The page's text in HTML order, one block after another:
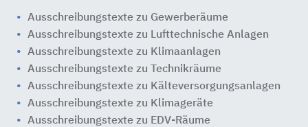
Ausschreibungstexte zu Gewerberäume
Ausschreibungstexte zu Lufttechnische Anlagen
Ausschreibungstexte zu Klimaanlagen
Ausschreibungstexte zu Technikräume
Ausschreibungstexte zu Kälteversorgungsanlagen
Ausschreibungstexte zu Klimageräte
Ausschreibungstexte zu EDV-Räume